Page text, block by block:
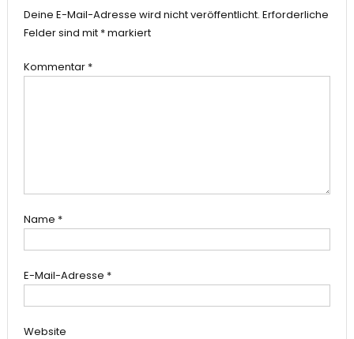
Deine E-Mail-Adresse wird nicht veröffentlicht. Erforderliche
Felder sind mit *markiert
Kommentar *
Name *
E-Mail-Adresse *
Website